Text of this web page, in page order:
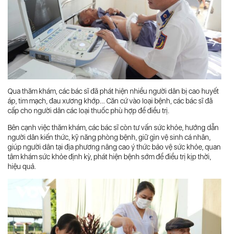
Qua thăm khám, các bác sĩ đã phát hiện nhiều người dân bị cao huyết
áp, tim mạch, đau xương khớp… Căn cứ vào loại bệnh, các bác sĩ đã
cấp cho người dân các loại thuốc phù hợp để điều trị.
Bên cạnh việc thăm khám, các bác sĩ còn tư vấn sức khỏe, hướng dẫn
người dân kiến thức, kỹ năng phòng bệnh, giữ gìn vệ sinh cá nhân,
giúp người dân tại địa phương nâng cao ý thức bảo vệ sức khỏe, quan
tâm khám sức khỏe định kỳ, phát hiện bệnh sớm để điều trị kịp thời,
hiệu quả.